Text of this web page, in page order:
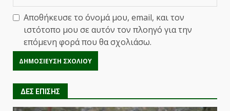
Αποθήκευσε το όνομά μου, email, και τον
ιστότοπο μου σε αυτόν τον πλοηγό για την
επόμενη φορά που θα σχολιάσω.
ΔΕΣ ΕΠΙΣΗΣ